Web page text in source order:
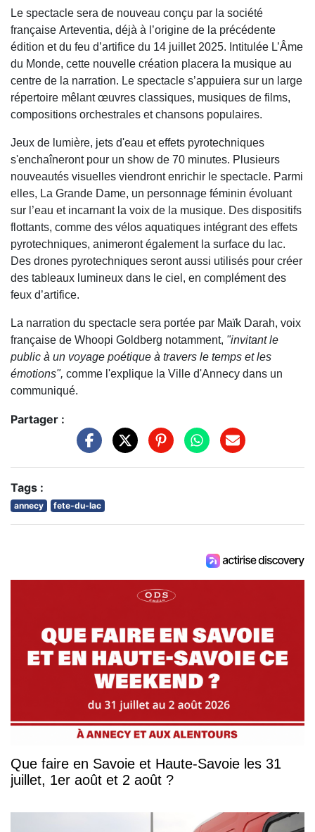
Le spectacle sera de nouveau conçu par la société
française Arteventia, déjà à l’origine de la précédente
édition et du feu d’artifice du 14 juillet 2025. Intitulée L’Âme
du Monde, cette nouvelle création placera la musique au
centre de la narration. Le spectacle s’appuiera sur un large
répertoire mêlant œuvres classiques, musiques de films,
compositions orchestrales et chansons populaires.
Jeux de lumière, jets d'eau et effets pyrotechniques
s'enchaîneront pour un show de 70 minutes. Plusieurs
nouveautés visuelles viendront enrichir le spectacle. Parmi
elles, La Grande Dame, un personnage féminin évoluant
sur l’eau et incarnant la voix de la musique. Des dispositifs
flottants, comme des vélos aquatiques intégrant des effets
pyrotechniques, animeront également la surface du lac.
Des drones pyrotechniques seront aussi utilisés pour créer
des tableaux lumineux dans le ciel, en complément des
feux d’artifice.
La narration du spectacle sera portée par Maïk Darah, voix
française de Whoopi Goldberg notamment, "invitantle
public à un voyage poétique à travers le temps et les
émotions", comme l'explique la Ville d'Annecy dans un
communiqué.
Partager :
Tags :
annecy fete-du-lac
Que faire en Savoie et Haute-Savoie les 31
juillet, 1er août et 2 août ?